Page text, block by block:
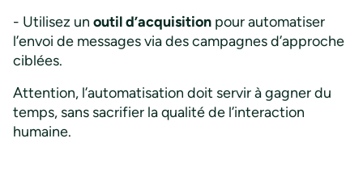
- Utilisez un outil d’acquisition pour automatiser
l’envoi de messages via des campagnes d’approche
ciblées.
Attention, l’automatisation doit servir à gagner du
temps, sans sacrifier la qualité de l’interaction
humaine.